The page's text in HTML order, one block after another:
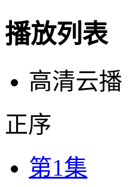
播放列表
高清云播
正序
第1集